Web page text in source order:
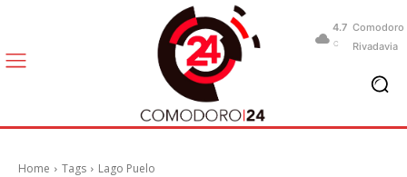
4.7
C
Comodoro
Rivadavia
Home Tags Lago Puelo